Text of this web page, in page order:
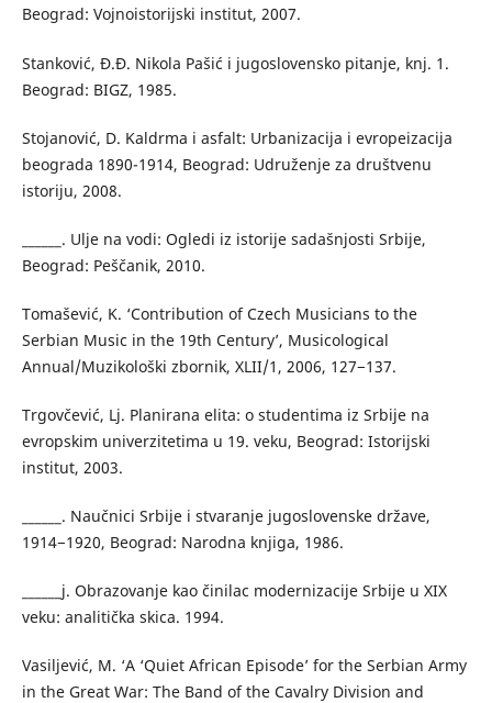
Beograd: Vojnoistorijski institut, 2007.
Stanković, Đ.Đ. Nikola Pašić i jugoslovensko pitanje, knj. 1.
Beograd: BIGZ, 1985.
Stojanović, D. Kaldrma i asfalt: Urbanizacija i evropeizacija
beograda 1890-1914, Beograd: Udruženje za društvenu
istoriju, 2008.
______. Ulje na vodi: Ogledi iz istorije sadašnjosti Srbije,
Beograd: Peščanik, 2010.
Tomašević, K. ‘Contribution of Czech Musicians to the
Serbian Music in the 19th Century’, Musicological
Annual/Muzikološki zbornik, XLII/1, 2006, 127−137.
Trgovčević, Lj. Planirana elita: o studentima iz Srbije na
evropskim univerzitetima u 19. veku, Beograd: Istorijski
institut, 2003.
______. Naučnici Srbije i stvaranje jugoslovenske države,
1914−1920, Beograd: Narodna knjiga, 1986.
______j. Obrazovanje kao činilac modernizacije Srbije u XIX
veku: analitička skica. 1994.
Vasiljević, M. ‘A ‘Quiet African Episode’ for the Serbian Army
in the Great War: The Band of the Cavalry Division and